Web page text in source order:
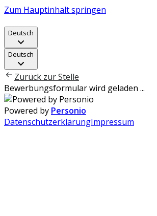
Zum Hauptinhalt springen
Deutsch
Deutsch
Zurück zur Stelle
Bewerbungsformular wird geladen ...
Powered by Personio
DatenschutzerklärungImpressum